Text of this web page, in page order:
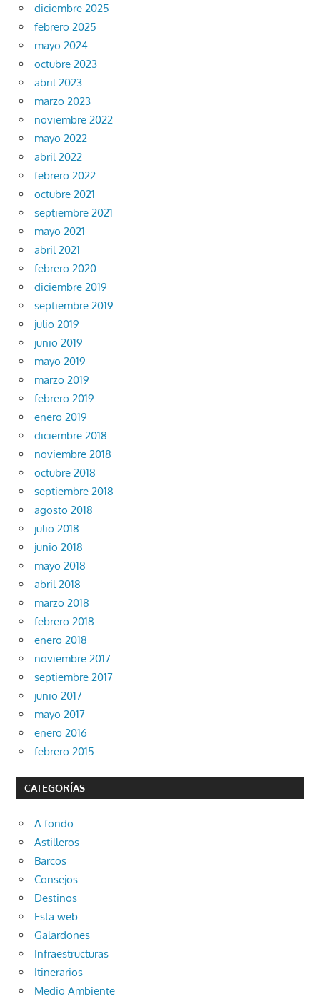
diciembre 2025
febrero 2025
mayo 2024
octubre 2023
abril 2023
marzo 2023
noviembre 2022
mayo 2022
abril 2022
febrero 2022
octubre 2021
septiembre 2021
mayo 2021
abril 2021
febrero 2020
diciembre 2019
septiembre 2019
julio 2019
junio 2019
mayo 2019
marzo 2019
febrero 2019
enero 2019
diciembre 2018
noviembre 2018
octubre 2018
septiembre 2018
agosto 2018
julio 2018
junio 2018
mayo 2018
abril 2018
marzo 2018
febrero 2018
enero 2018
noviembre 2017
septiembre 2017
junio 2017
mayo 2017
enero 2016
febrero 2015
CATEGORÍAS
A fondo
Astilleros
Barcos
Consejos
Destinos
Esta web
Galardones
Infraestructuras
Itinerarios
Medio Ambiente